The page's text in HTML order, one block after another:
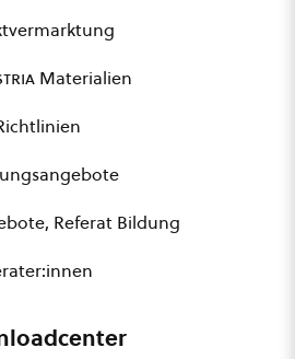
Materialien
Referat Bildung